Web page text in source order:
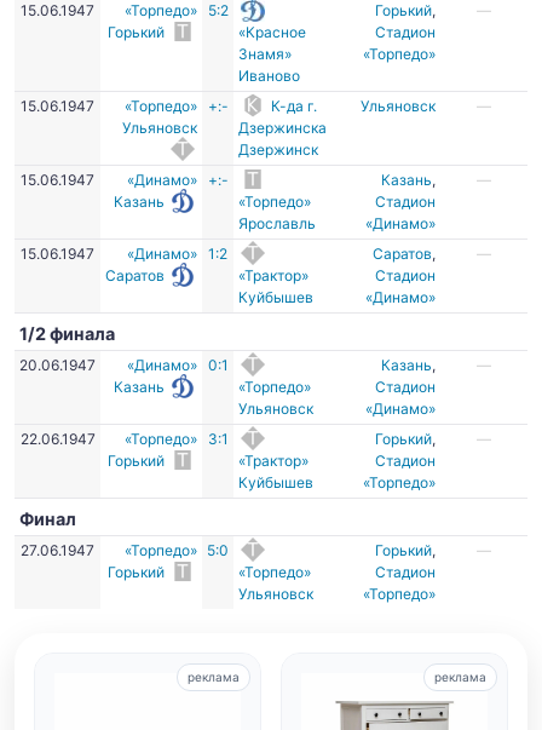
15.06.1947
«Торпедо»
Горький
5:2
«Красное
Знамя»
Иваново
Горький,
Стадион
«Торпедо»
—
15.06.1947
«Торпедо»
Ульяновск
+:-
К-да г.
Дзержинска
Дзержинск
Ульяновск —
15.06.1947
«Динамо»
Казань
+:-
«Торпедо»
Ярославль
Казань,
Стадион
«Динамо»
—
15.06.1947
«Динамо»
Саратов
1:2
«Трактор»
Куйбышев
Саратов,
Стадион
«Динамо»
—
1/2 финала
20.06.1947
«Динамо»
Казань
0:1
«Торпедо»
Ульяновск
Казань,
Стадион
«Динамо»
—
22.06.1947
«Торпедо»
Горький
3:1
«Трактор»
Куйбышев
Горький,
Стадион
«Торпедо»
—
Финал
27.06.1947
«Торпедо»
Горький
5:0
«Торпедо»
Ульяновск
Горький,
Стадион
«Торпедо»
—
реклама реклама